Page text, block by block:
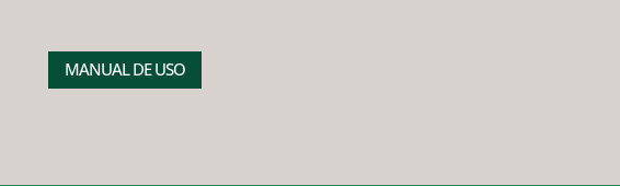
MANUAL DE USO